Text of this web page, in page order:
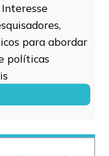
para abordar
políticas